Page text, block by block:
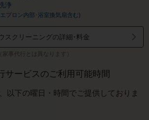
浄
プロン内部･浴室換気扇含む)
スクリーニングの詳細･料金
（家事代行とは異なります）
サービスのご利用可能時間
以下の曜日・時間でご提供しておりま